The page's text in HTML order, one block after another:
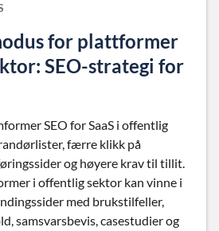
for plattformer
SEO-strategi for
SEO for SaaS i offentlig
færre klikk på
og høyere krav til tillit.
i offentlig sektor kan vinne i
med brukstilfeller,
samsvarsbevis, casestudier og